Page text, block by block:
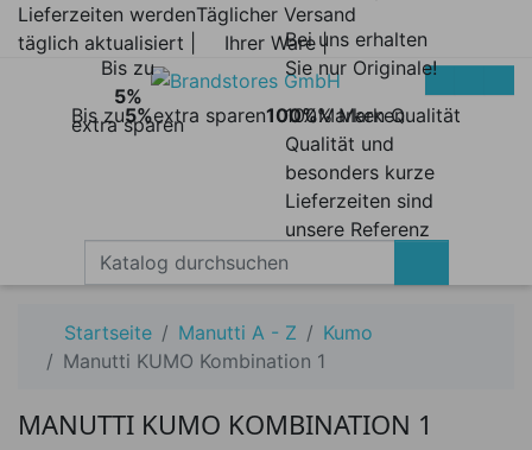
Lieferzeiten werden
täglich aktualisiert |
Täglicher Versand
Ihrer Ware |
Bis zu5%extra sparen
Bis zu
5%
extra sparen
100%Marken Qualität
Bei uns erhalten
Sie nur Originale!
100% Marken
Qualität und
besonders kurze
Lieferzeiten sind
unsere Referenz
Startseite Manutti A - Z
Kumo
Manutti KUMO Kombination 1
MANUTTI KUMO KOMBINATION 1